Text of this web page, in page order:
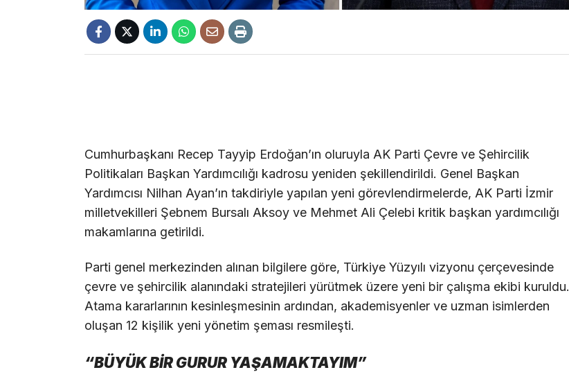
Cumhurbaşkanı Recep Tayyip Erdoğan’ın oluruyla AK Parti Çevre ve Şehircilik
Politikaları Başkan Yardımcılığı kadrosu yeniden şekillendirildi. Genel Başkan
Yardımcısı Nilhan Ayan’ın takdiriyle yapılan yeni görevlendirmelerde, AK Parti İzmir
milletvekilleri Şebnem Bursalı Aksoy ve Mehmet Ali Çelebi kritik başkan yardımcılığı
makamlarına getirildi.
Parti genel merkezinden alınan bilgilere göre, Türkiye Yüzyılı vizyonu çerçevesinde
çevre ve şehircilik alanındaki stratejileri yürütmek üzere yeni bir çalışma ekibi kuruldu.
Atama kararlarının kesinleşmesinin ardından, akademisyenler ve uzman isimlerden
oluşan 12 kişilik yeni yönetim şeması resmileşti.
“BÜYÜK BİR GURUR YAŞAMAKTAYIM”